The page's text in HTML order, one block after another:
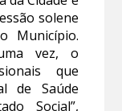
solene
Município.
vez, o
que
de Saúde
Social”,